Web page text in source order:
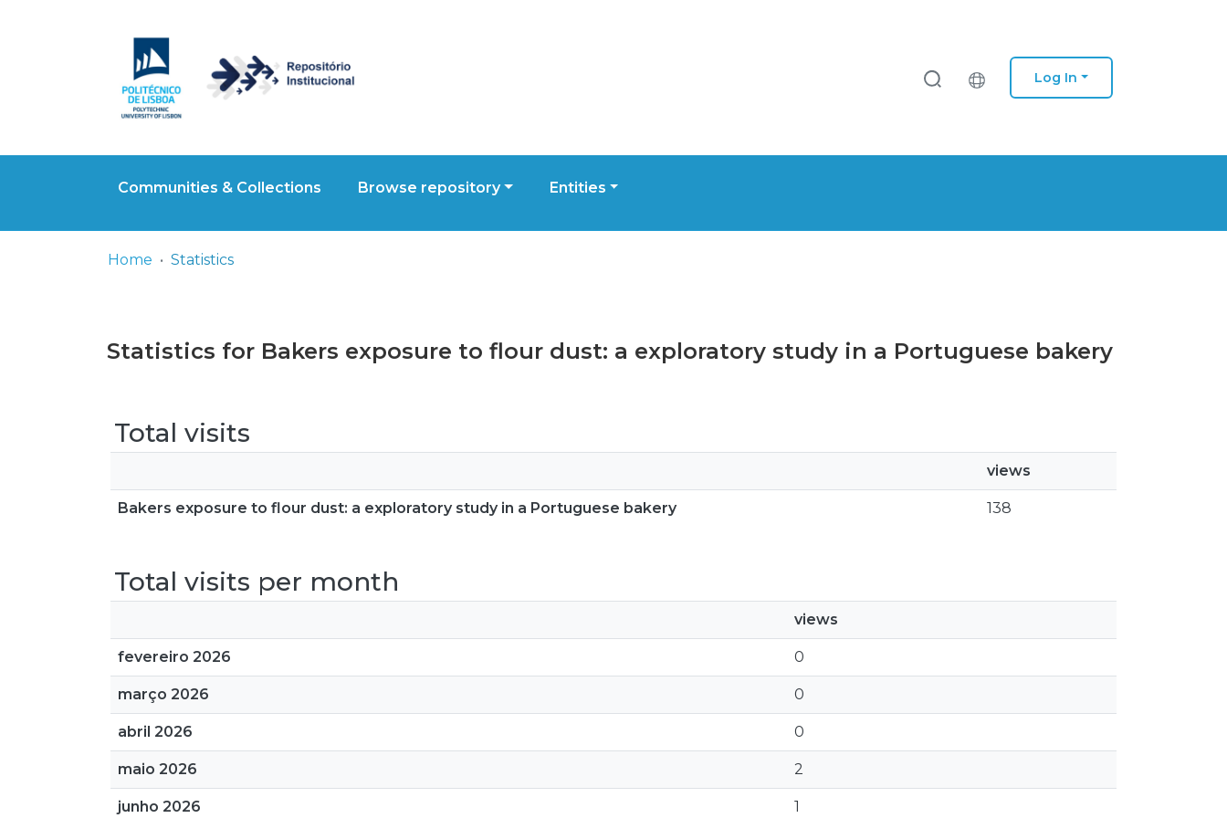
Log In
Communities & Collections Browse repository Entities
Home Statistics
Statistics for Bakers exposure to flour dust: a exploratory study in a Portuguese bakery
Total visits
views
Bakers exposure to flour dust: a exploratory study in a Portuguese bakery 138
Total visits per month
views
fevereiro 2026 0
março 2026 0
abril 2026 0
maio 2026 2
junho 2026 1